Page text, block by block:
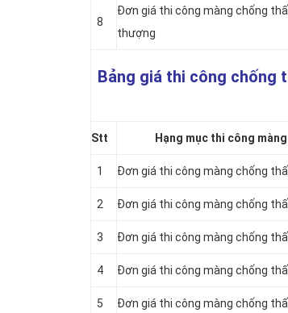
8
Đơn giá thi công màng chống
thượng
Bảng giá thi công chống
Stt Hạng mục thi công
1 Đơn giá thi công màng chống
2 Đơn giá thi công màng chống
3 Đơn giá thi công màng chống
4 Đơn giá thi công màng chống
5 Đơn giá thi công màng chống